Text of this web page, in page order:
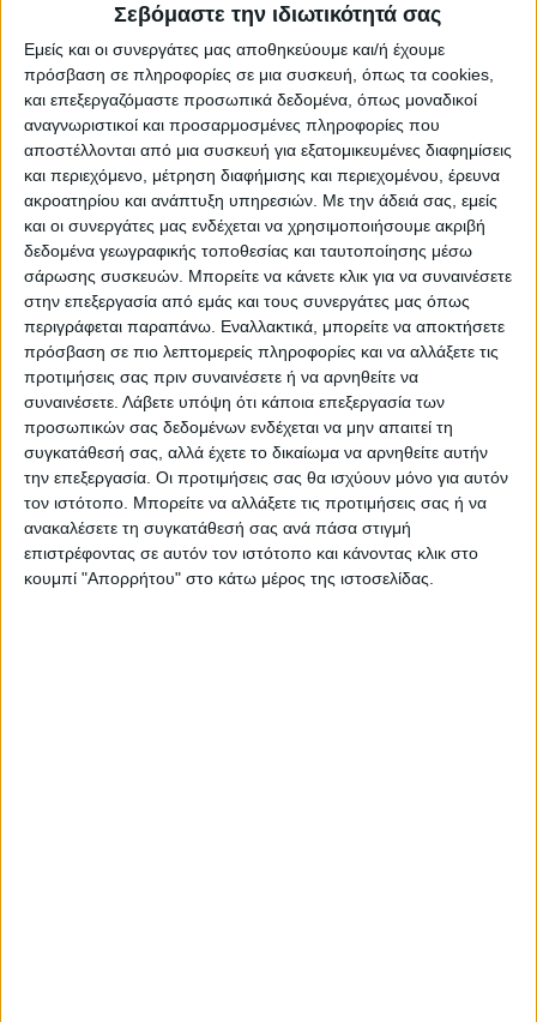
Σεβόμαστε την ιδιωτικότητά σας
Εμείς και οι συνεργάτες μας αποθηκεύουμε και/ή έχουμε
πρόσβαση σε πληροφορίες σε μια συσκευή, όπως τα cookies,
και επεξεργαζόμαστε προσωπικά δεδομένα, όπως μοναδικοί
αναγνωριστικοί και προσαρμοσμένες πληροφορίες που
αποστέλλονται από μια συσκευή για εξατομικευμένες διαφημίσεις
και περιεχόμενο, μέτρηση διαφήμισης και περιεχομένου, έρευνα
ακροατηρίου και ανάπτυξη υπηρεσιών. Με την άδειά σας, εμείς
και οι συνεργάτες μας ενδέχεται να χρησιμοποιήσουμε ακριβή
δεδομένα γεωγραφικής τοποθεσίας και ταυτοποίησης μέσω
σάρωσης συσκευών. Μπορείτε να κάνετε κλικ για να συναινέσετε
στην επεξεργασία από εμάς και τους συνεργάτες μας όπως
περιγράφεται παραπάνω. Εναλλακτικά, μπορείτε να αποκτήσετε
πρόσβαση σε πιο λεπτομερείς πληροφορίες και να αλλάξετε τις
προτιμήσεις σας πριν συναινέσετε ή να αρνηθείτε να
συναινέσετε. Λάβετε υπόψη ότι κάποια επεξεργασία των
προσωπικών σας δεδομένων ενδέχεται να μην απαιτεί τη
συγκατάθεσή σας, αλλά έχετε το δικαίωμα να αρνηθείτε αυτήν
την επεξεργασία. Οι προτιμήσεις σας θα ισχύουν μόνο για αυτόν
τον ιστότοπο. Μπορείτε να αλλάξετε τις προτιμήσεις σας ή να
ανακαλέσετε τη συγκατάθεσή σας ανά πάσα στιγμή
επιστρέφοντας σε αυτόν τον ιστότοπο και κάνοντας κλικ στο
κουμπί "Απορρήτου" στο κάτω μέρος της ιστοσελίδας.
ΠΡΟΗΓΟΥΜΕΝΟ ΑΡΘΡΟ
Στον Έβρο φαντάρος ο γιος
του Πρωθυπουργού
ΕΠΟΜΕΝΟ ΑΡΘΡΟ
Συνάντηση του Δημάρχου
Καρδίτσας για το Ειδικό
Δημοτικό Σχολείο
Δημοσιογραφική Ομάδα ΝΕΟΣ ΑΓΩΝ
https://neosagon.gr
Η Αρχαιότερη Καθημερινή Πρωινή Εφημερίδα της Καρδίτσας
ΠΑΡΟΜΟΙΑ ΑΡΘΡΑ